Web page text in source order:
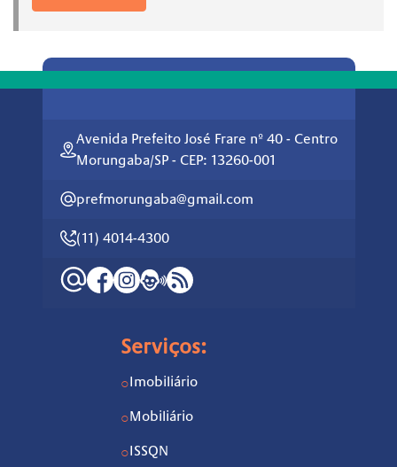
Avenida Prefeito José Frare nº 40 - Centro
Morungaba/SP - CEP: 13260-001
prefmorungaba@gmail.com
(11) 4014-4300
Serviços:
○ Imobiliário
○Mobiliário
○ ISSQN